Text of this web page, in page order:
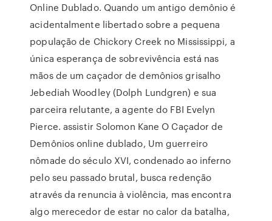
Online Dublado. Quando um antigo demônio é
acidentalmente libertado sobre a pequena
população de Chickory Creek no Mississippi, a
única esperança de sobrevivência está nas
mãos de um caçador de demônios grisalho
Jebediah Woodley (Dolph Lundgren) e sua
parceira relutante, a agente do FBI Evelyn
Pierce. assistir Solomon Kane O Caçador de
Demônios online dublado, Um guerreiro
nômade do século XVI, condenado ao inferno
pelo seu passado brutal, busca redenção
através da renuncia à violência, mas encontra
algo merecedor de estar no calor da batalha,